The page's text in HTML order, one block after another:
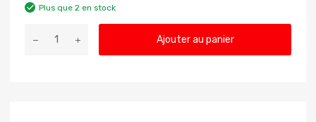
Plus que 2 en stock
Ajouter au panier